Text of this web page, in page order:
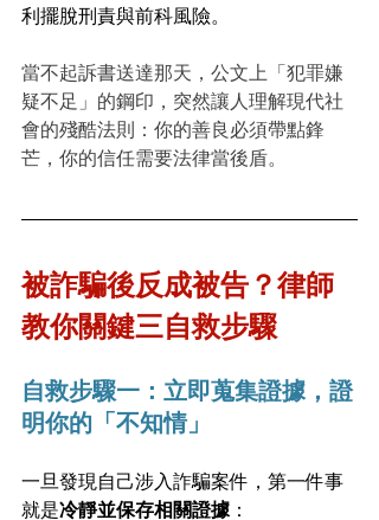
利擺脫刑責與前科風險。
當不起訴書送達那天，公文上「犯罪嫌
疑不足」的鋼印，突然讓人理解現代社
會的殘酷法則：你的善良必須帶點鋒
芒，你的信任需要法律當後盾。
被詐騙後反成被告？律師
教你關鍵三自救步驟
自救步驟一：立即蒐集證據，證
明你的「不知情」
一旦發現自己涉入詐騙案件，第一件事
就是冷靜並保存相關證據：